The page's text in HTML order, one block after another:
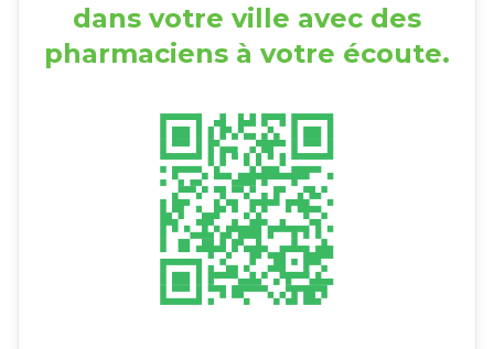
dans votre ville avec des
pharmaciens à votre écoute.